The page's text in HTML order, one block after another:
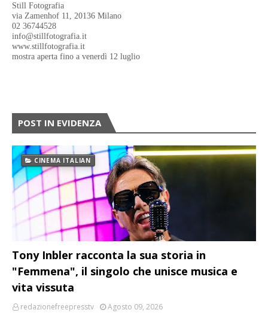
Still Fotografia
via Zamenhof 11, 20136 Milano
02 36744528
info@stillfotografia.it
www.stillfotografia.it
mostra aperta fino a venerdì 12 luglio
POST IN EVIDENZA
CINEMA ITALIAN
Tony Inbler racconta la sua storia in
"Femmena", il singolo che unisce musica e
vita vissuta
redazionefreepresstv
Agosto 09, 2026